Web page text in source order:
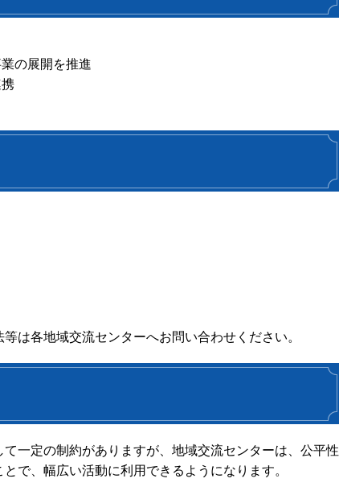
の展開を推進
は各地域交流センターへお問い合わせください。
一定の制約がありますが、地域交流センターは、公平性
で、幅広い活動に利用できるようになります。